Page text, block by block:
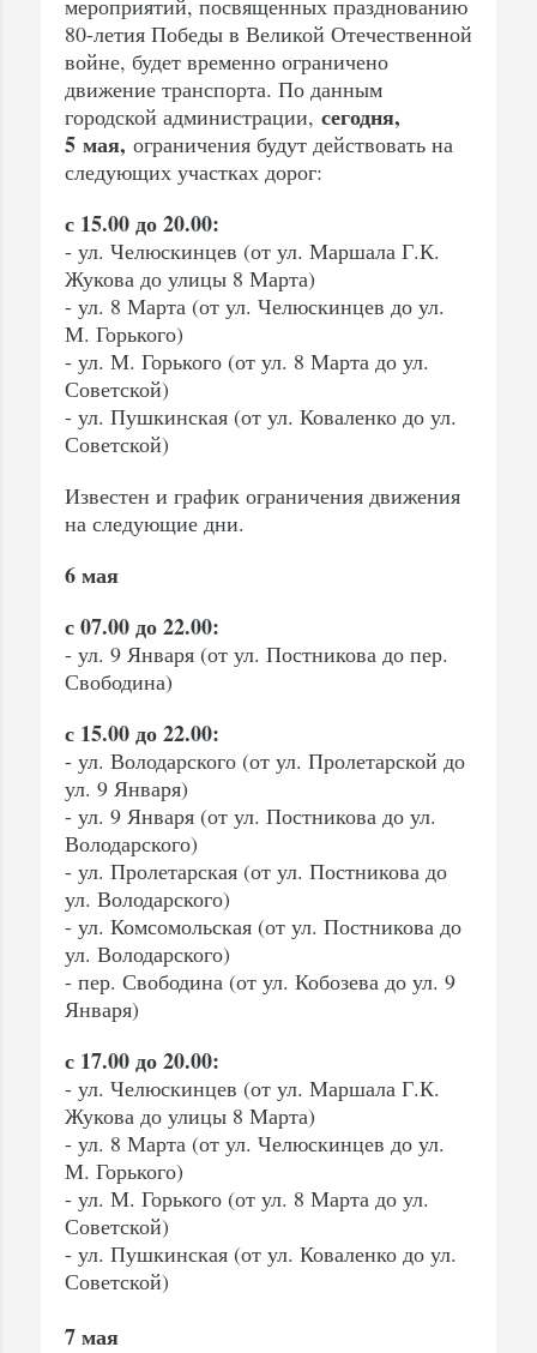
80-летия Победы в Великой Отечественной
войне, будет временно ограничено
движение транспорта. По данным
городской администрации, сегодня,
5 мая, ограничения будут действовать на
следующих участках дорог:
с 15.00 до 20.00:
- ул. Челюскинцев (от ул. Маршала Г.К.
Жукова до улицы 8 Марта)
- ул. 8 Марта (от ул. Челюскинцев до ул.
М. Горького)
- ул. М. Горького (от ул. 8 Марта до ул.
Советской)
- ул. Пушкинская (от ул. Коваленко до ул.
Советской)
Известен и график ограничения движения
на следующие дни.
6 мая
с 07.00 до 22.00:
- ул. 9 Января (от ул. Постникова до пер.
Свободина)
с 15.00 до 22.00:
- ул. Володарского (от ул. Пролетарской до
ул. 9 Января)
- ул. 9 Января (от ул. Постникова до ул.
Володарского)
- ул. Пролетарская (от ул. Постникова до
ул. Володарского)
- ул. Комсомольская (от ул. Постникова до
ул. Володарского)
- пер. Свободина (от ул. Кобозева до ул. 9
Января)
с 17.00 до 20.00:
- ул. Челюскинцев (от ул. Маршала Г.К.
Жукова до улицы 8 Марта)
- ул. 8 Марта (от ул. Челюскинцев до ул.
М. Горького)
- ул. М. Горького (от ул. 8 Марта до ул.
Советской)
- ул. Пушкинская (от ул. Коваленко до ул.
Советской)
7 мая